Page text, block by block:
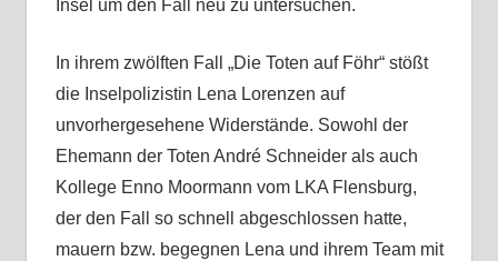
Insel um den Fall neu zu untersuchen.
In ihrem zwölften Fall „Die Toten auf Föhr“ stößt
die Inselpolizistin Lena Lorenzen auf
unvorhergesehene Widerstände. Sowohl der
Ehemann der Toten André Schneider als auch
Kollege Enno Moormann vom LKA Flensburg,
der den Fall so schnell abgeschlossen hatte,
mauern bzw. begegnen Lena und ihrem Team mit